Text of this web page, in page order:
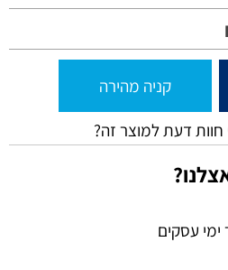
קניה מהירה
חוות דעת למוצר זה?
עסקים